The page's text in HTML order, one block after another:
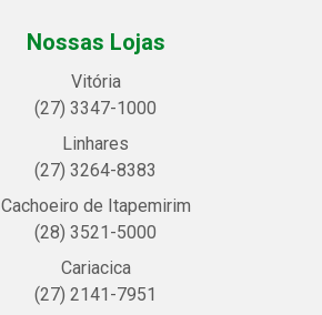
Nossas Lojas
Vitória
(27) 3347-1000
Linhares
(27) 3264-8383
Cachoeiro de Itapemirim
(28) 3521-5000
Cariacica
(27) 2141-7951